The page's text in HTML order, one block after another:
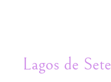
Lagos de